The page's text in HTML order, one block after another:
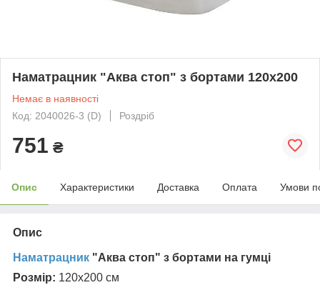
Наматрацник "Аква стоп" з бортами 120х200
Немає в наявності
Код: 2040026-3 (D)
Роздріб
751 ₴
Опис Характеристики Доставка Оплата Умови
Опис
Наматрацник "Аква стоп" з бортами на гумці
Розмір: 120х200 см